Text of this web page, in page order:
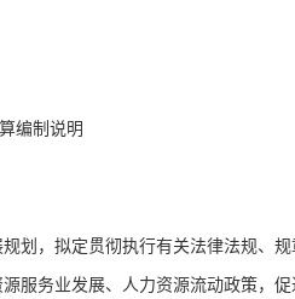
编制说明
划，拟定贯彻执行有关法律法规、
服务业发展、人力资源流动政策，促